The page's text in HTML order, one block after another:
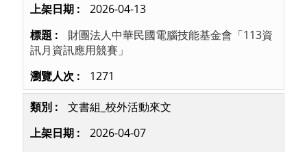
2026-04-13
財團法人中華民國電腦技能基金會「113資
訊月資訊應用競賽」
1271
文書組_校外活動來文
2026-04-07